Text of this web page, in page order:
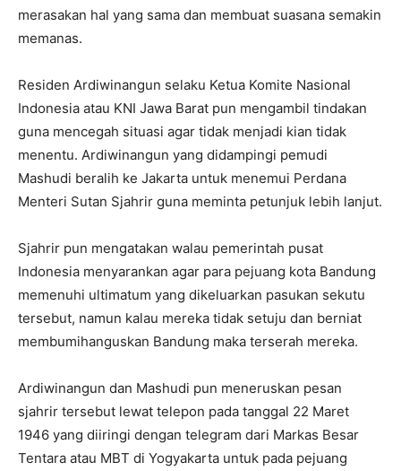
merasakan hal yang sama dan membuat suasana semakin
memanas.
Residen Ardiwinangun selaku Ketua Komite Nasional
Indonesia atau KNI Jawa Barat pun mengambil tindakan
guna mencegah situasi agar tidak menjadi kian tidak
menentu. Ardiwinangun yang didampingi pemudi
Mashudi beralih ke Jakarta untuk menemui Perdana
Menteri Sutan Sjahrir guna meminta petunjuk lebih lanjut.
Sjahrir pun mengatakan walau pemerintah pusat
Indonesia menyarankan agar para pejuang kota Bandung
memenuhi ultimatum yang dikeluarkan pasukan sekutu
tersebut, namun kalau mereka tidak setuju dan berniat
membumihanguskan Bandung maka terserah mereka.
Ardiwinangun dan Mashudi pun meneruskan pesan
sjahrir tersebut lewat telepon pada tanggal 22 Maret
1946 yang diiringi dengan telegram dari Markas Besar
Tentara atau MBT di Yogyakarta untuk pada pejuang